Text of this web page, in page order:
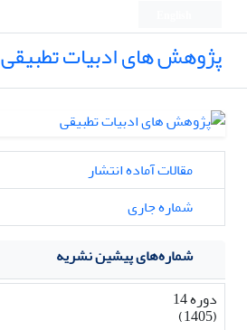
پژوهش های ادبیات تطبیقی
مقالات آماده انتشار
شماره جاری
شماره‌های پیشین نشریه
دوره 14
(1405)